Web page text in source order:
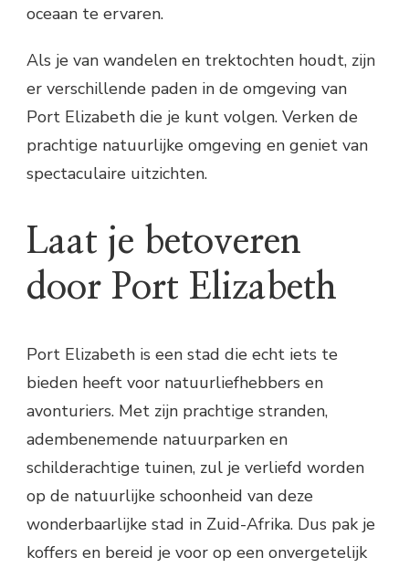
oceaan te ervaren.
Als je van wandelen en trektochten houdt, zijn
er verschillende paden in de omgeving van
Port Elizabeth die je kunt volgen. Verken de
prachtige natuurlijke omgeving en geniet van
spectaculaire uitzichten.
Laat je betoveren
door Port Elizabeth
Port Elizabeth is een stad die echt iets te
bieden heeft voor natuurliefhebbers en
avonturiers. Met zijn prachtige stranden,
adembenemende natuurparken en
schilderachtige tuinen, zul je verliefd worden
op de natuurlijke schoonheid van deze
wonderbaarlijke stad in Zuid-Afrika. Dus pak je
koffers en bereid je voor op een onvergetelijk